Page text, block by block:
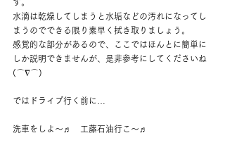
す。
水滴は乾燥してしまうと水垢などの汚れになってし
まうのでできる限り素早く拭き取りましょう。
感覚的な部分があるので、ここではほんとに簡単に
しか説明できませんが、是非参考にしてくださいね
(⌒∇⌒)
ではドライブ行く前に…
洗車をしよ～♬　工藤石油行こ～♬